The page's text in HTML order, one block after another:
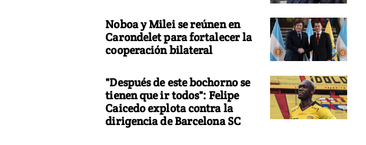
Noboa y Milei se reúnen en
Carondelet para fortalecer la
cooperación bilateral
"Después de este bochorno se
tienen que ir todos": Felipe
Caicedo explota contra la
dirigencia de Barcelona SC